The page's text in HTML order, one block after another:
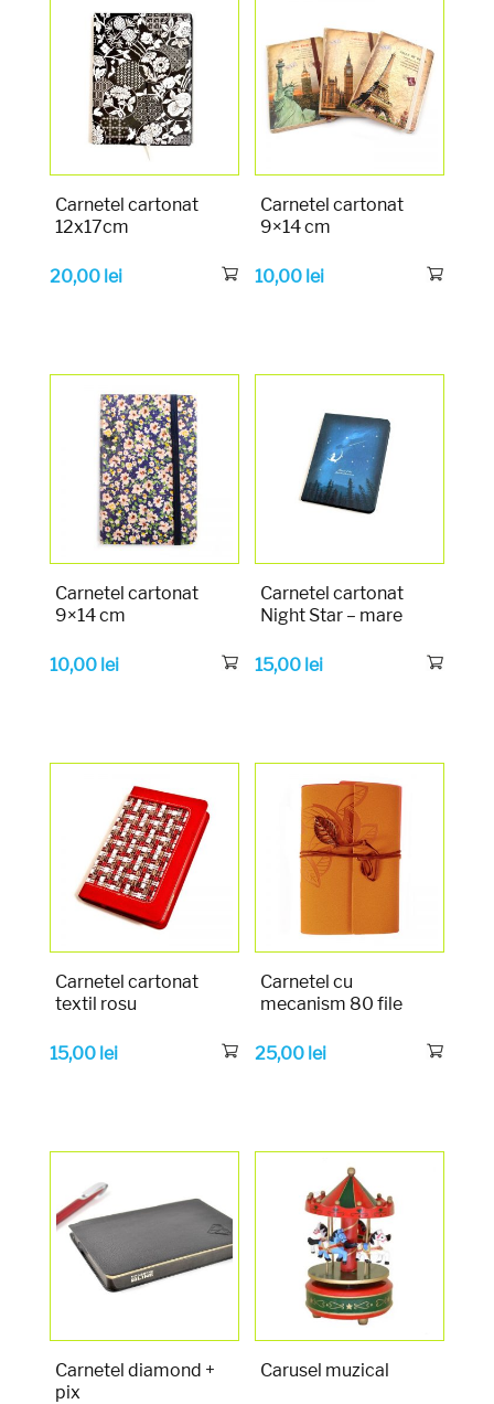
Carnetel cartonat
12x17cm
20,00 lei
Carnetel cartonat
9×14 cm
10,00 lei
Carnetel cartonat
9×14 cm
10,00 lei
Carnetel cartonat
Night Star – mare
15,00 lei
Carnetel cartonat
textil rosu
15,00 lei
Carnetel cu
mecanism 80 file
25,00 lei
Carnetel diamond +
pix
Carusel muzical